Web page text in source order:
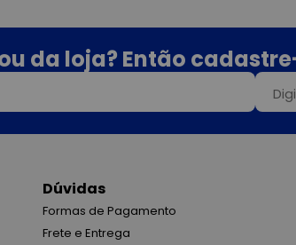
da loja? Então
Dúvidas
Formas de Pagamento
Frete e Entrega